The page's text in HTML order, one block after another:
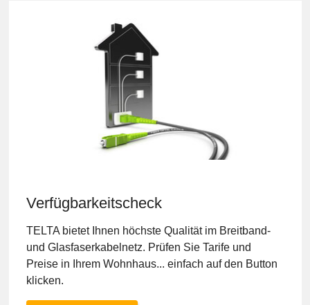
Verfügbarkeitscheck
TELTA bietet Ihnen höchste Qualität im Breitband-
und Glasfaserkabelnetz. Prüfen Sie Tarife und
Preise in Ihrem Wohnhaus... einfach auf den Button
klicken.